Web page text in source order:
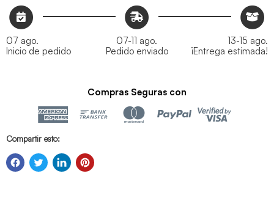
07 ago.
Inicio de pedido
07-11 ago.
Pedido enviado
13-15 ago.
¡Entrega estimada!
Compras Seguras con
Compartir esto: